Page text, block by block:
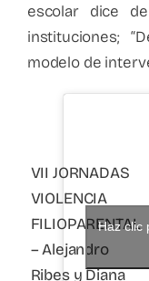
escolar dice
instituciones;
modelo de
VII JORNADAS
VIOLENCIA
FILIOPARENTAL
– Alejandro
Ribes y Diana
Haz clic